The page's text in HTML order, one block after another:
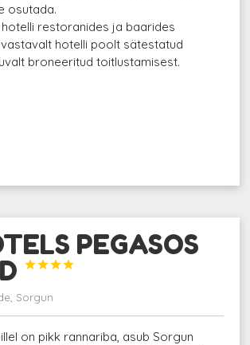
osutada.
restoranides ja baarides
hotelli poolt sätestatud
broneeritud toitlustamisest.
PEGASOS




Sorgun
on pikk rannariba, asub Sorgun